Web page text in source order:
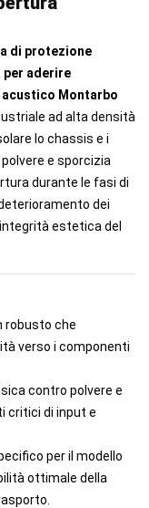
di protezione
aderire
Montarbo
ad alta densità
lo chassis e i
e sporcizia
durante le fasi di
dei
estetica del
robusto che
verso i componenti
contro polvere e
critici di input e
per il modello
ottimale della